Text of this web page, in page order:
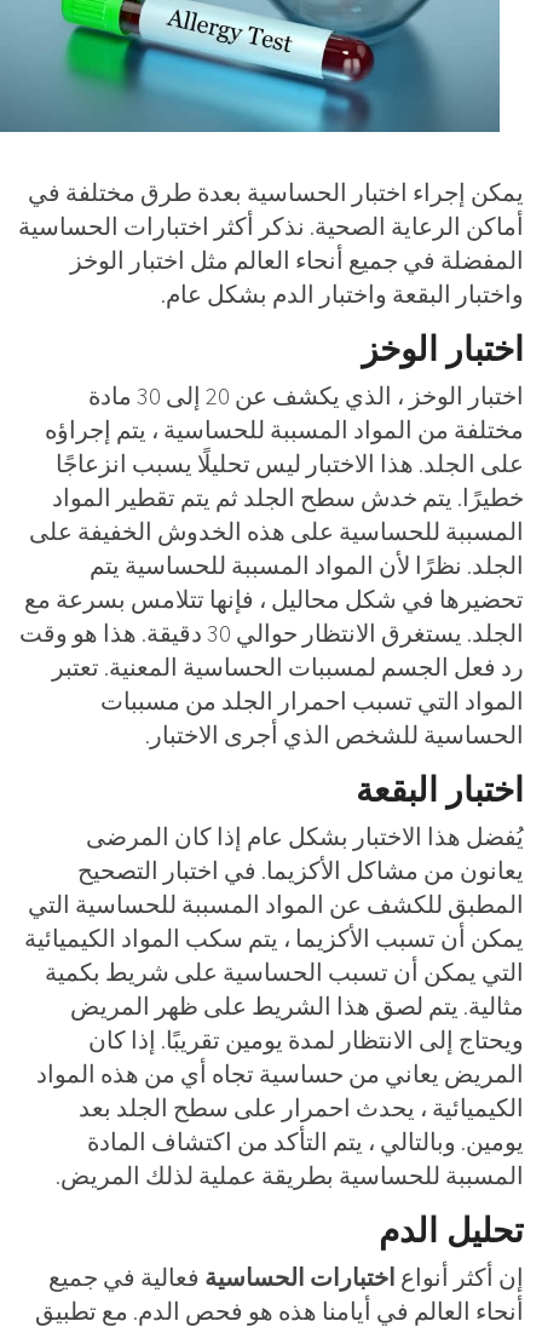
يمكن إجراء اختبار الحساسية بعدة طرق مختلفة في
أماكن الرعاية الصحية. نذكر أكثر اختبارات الحساسية
المفضلة في جميع أنحاء العالم مثل اختبار الوخز
واختبار البقعة واختبار الدم بشكل عام.
اختبار الوخز
اختبار الوخز ، الذي يكشف عن 20 إلى 30 مادة
مختلفة من المواد المسببة للحساسية ، يتم إجراؤه
على الجلد. هذا الاختبار ليس تحليلًا يسبب انزعاجًا
خطيرًا. يتم خدش سطح الجلد ثم يتم تقطير المواد
المسببة للحساسية على هذه الخدوش الخفيفة على
الجلد. نظرًا لأن المواد المسببة للحساسية يتم
تحضيرها في شكل محاليل ، فإنها تتلامس بسرعة مع
الجلد. يستغرق الانتظار حوالي 30 دقيقة. هذا هو وقت
رد فعل الجسم لمسببات الحساسية المعنية. تعتبر
المواد التي تسبب احمرار الجلد من مسببات
الحساسية للشخص الذي أجرى الاختبار.
اختبار البقعة
يُفضل هذا الاختبار بشكل عام إذا كان المرضى
يعانون من مشاكل الأكزيما. في اختبار التصحيح
المطبق للكشف عن المواد المسببة للحساسية التي
يمكن أن تسبب الأكزيما ، يتم سكب المواد الكيميائية
التي يمكن أن تسبب الحساسية على شريط بكمية
مثالية. يتم لصق هذا الشريط على ظهر المريض
ويحتاج إلى الانتظار لمدة يومين تقريبًا. إذا كان
المريض يعاني من حساسية تجاه أي من هذه المواد
الكيميائية ، يحدث احمرار على سطح الجلد بعد
يومين. وبالتالي ، يتم التأكد من اكتشاف المادة
المسببة للحساسية بطريقة عملية لذلك المريض.
تحليل الدم
إن أكثر أنواع اختبارات الحساسية فعالية في جميع
أنحاء العالم في أيامنا هذه هو فحص الدم. مع تطبيق